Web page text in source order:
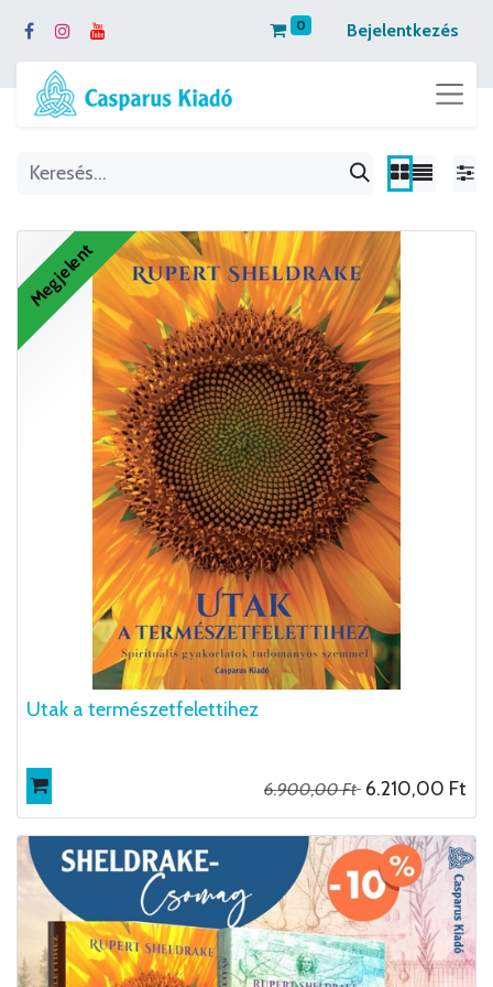
0 Bejelentkezés
Megjelent
Utak a természetfelettihez
6.900,00Ft 6.210,00 Ft